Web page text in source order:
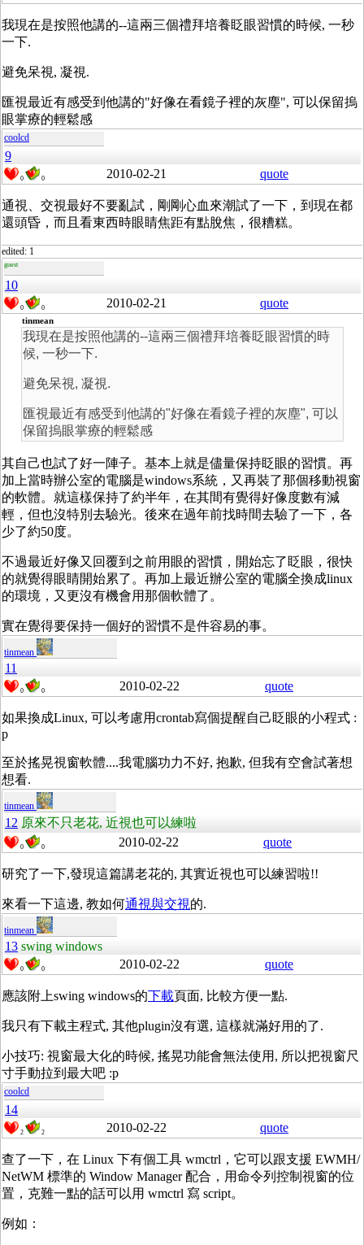
我現在是按照他講的--這兩三個禮拜培養眨眼習慣的時候, 一秒
一下.
避免呆視, 凝視.
匯視最近有感受到他講的"好像在看鏡子裡的灰塵", 可以保留摀
眼掌療的輕鬆感
coolcd
9
0 0 2010-02-21 quote
通視、交視最好不要亂試，剛剛心血來潮試了一下，到現在都
還頭昏，而且看東西時眼睛焦距有點脫焦，很糟糕。
edited: 1
guest
10
0 0 2010-02-21 quote
tinmean
我現在是按照他講的--這兩三個禮拜培養眨眼習慣的時
候, 一秒一下.
避免呆視, 凝視.
匯視最近有感受到他講的"好像在看鏡子裡的灰塵", 可以
保留摀眼掌療的輕鬆感
其自己也試了好一陣子。基本上就是儘量保持眨眼的習慣。再
加上當時辦公室的電腦是windows系統，又再裝了那個移動視窗
的軟體。就這樣保持了約半年，在其間有覺得好像度數有減
輕，但也沒特別去驗光。後來在過年前找時間去驗了一下，各
少了約50度。
不過最近好像又回覆到之前用眼的習慣，開始忘了眨眼，很快
的就覺得眼睛開始累了。再加上最近辦公室的電腦全換成linux
的環境，又更沒有機會用那個軟體了。
實在覺得要保持一個好的習慣不是件容易的事。
tinmean
11
0 0 2010-02-22 quote
如果換成Linux, 可以考慮用crontab寫個提醒自己眨眼的小程式 :
p
至於搖晃視窗軟體....我電腦功力不好, 抱歉, 但我有空會試著想
想看.
tinmean
12 原來不只老花, 近視也可以練啦
0 0 2010-02-22 quote
研究了一下,發現這篇講老花的, 其實近視也可以練習啦!!
來看一下這邊, 教如何通視與交視的.
tinmean
13 swing windows
0 0 2010-02-22 quote
應該附上swing windows的下載頁面, 比較方便一點.
我只有下載主程式, 其他plugin沒有選, 這樣就滿好用的了.
小技巧: 視窗最大化的時候, 搖晃功能會無法使用, 所以把視窗尺
寸手動拉到最大吧 :p
coolcd
14
2 2 2010-02-22 quote
查了一下，在 Linux 下有個工具 wmctrl，它可以跟支援 EWMH/
NetWM 標準的 Window Manager 配合，用命令列控制視窗的位
置，克難一點的話可以用 wmctrl 寫 script。
例如：